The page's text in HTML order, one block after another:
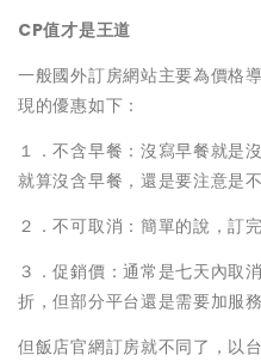
CP值才是王道
一般國外訂房網站主要為價格
現的優惠如下：
１．不含早餐：沒寫早餐就是
就算沒含早餐，還是要注意是
２．不可取消：簡單的說，訂
３．促銷價：通常是七天內取
折，但部分平台還是需要加服務
但飯店官網訂房就不同了，以